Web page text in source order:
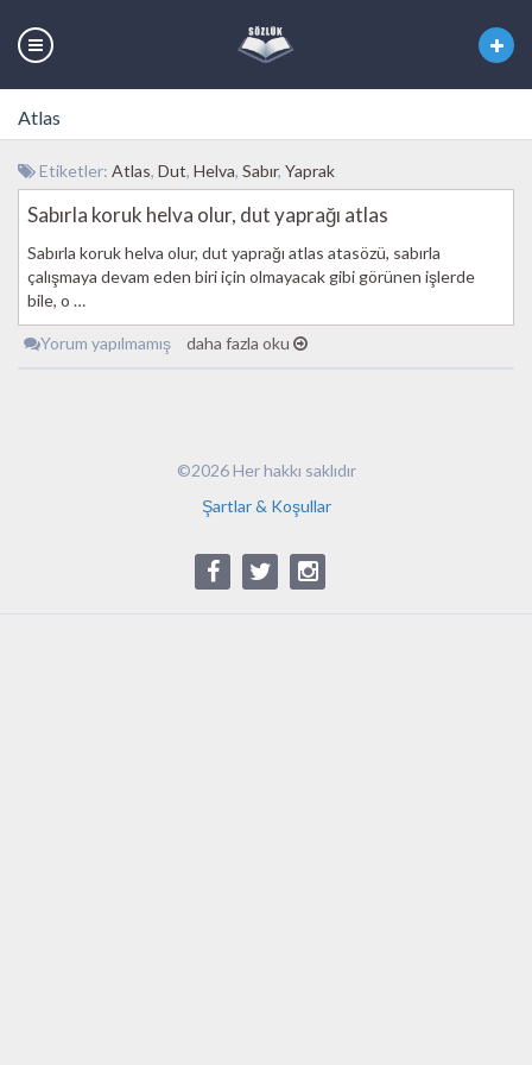
Atlas
Etiketler: Atlas, Dut, Helva, Sabır, Yaprak
Sabırla koruk helva olur, dut yaprağı atlas
Sabırla koruk helva olur, dut yaprağı atlas atasözü, sabırla
çalışmaya devam eden biri için olmayacak gibi görünen işlerde
bile, o …
Yorum yapılmamış daha fazla oku
©2026 Her hakkı saklıdır
Şartlar & Koşullar